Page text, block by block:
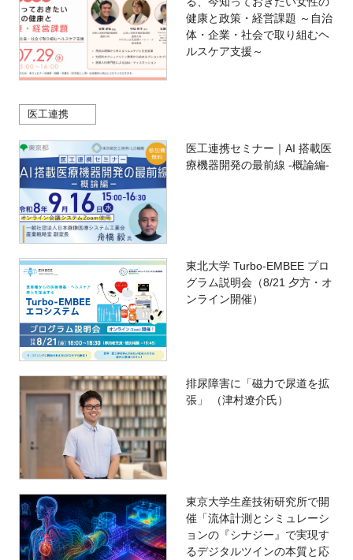
健康と政策・経営課題 ～自治
体・企業・社会で取り組むヘ
ルスケア支援～
医工連携
医工連携セミナー｜AI 搭載医
療機器開発の最前線 -概論編-
東北大学 Turbo-EMBEE プロ
グラム説明会（8/21 夕方・オ
ンライン開催）
排尿障害に「磁力で尿道を拡
張」 （津村遼介氏）
東京大学生産技術研究所で開
催「流体計測とシミュレーシ
ョンの『シナジー』で実現す
るデジタルツインの本質と応